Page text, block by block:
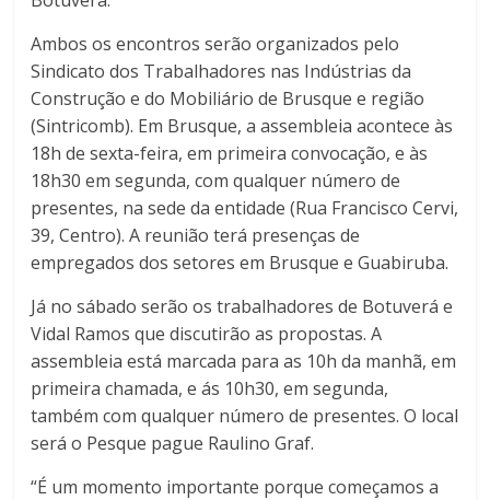
Ambos os encontros serão organizados pelo
Sindicato dos Trabalhadores nas Indústrias da
Construção e do Mobiliário de Brusque e região
(Sintricomb). Em Brusque, a assembleia acontece às
18h de sexta-feira, em primeira convocação, e às
18h30 em segunda, com qualquer número de
presentes, na sede da entidade (Rua Francisco Cervi,
39, Centro). A reunião terá presenças de
empregados dos setores em Brusque e Guabiruba.
Já no sábado serão os trabalhadores de Botuverá e
Vidal Ramos que discutirão as propostas. A
assembleia está marcada para as 10h da manhã, em
primeira chamada, e ás 10h30, em segunda,
também com qualquer número de presentes. O local
será o Pesque pague Raulino Graf.
“É um momento importante porque começamos a